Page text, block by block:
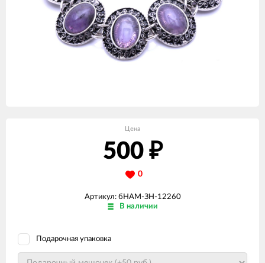
Цена
500 ₽
0
Артикул: бНАМ-ЗН-12260
В наличии
Подарочная упаковка